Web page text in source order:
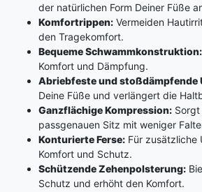
der natürlichen Form Deiner Füße
Komfortrippen: Vermeiden
den Tragekomfort.
Bequeme Schwammkonstruktion:
Komfort und Dämpfung.
Abriebfeste und stoßdämpfende
Deine Füße und verlängert die
Ganzflächige Kompression:
passgenauen Sitz mit weniger
Konturierte Ferse: Für zusätzliche
Komfort und Schutz.
Schützende Zehenpolsterung:
Schutz und erhöht den Komfort.